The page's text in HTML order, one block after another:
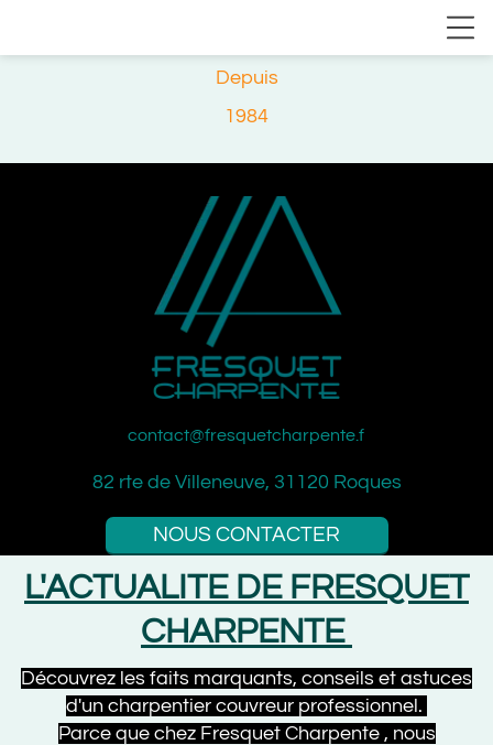
Depuis
1984
contact@fresquetcharpente.fr
82 rte de Villeneuve, 31120 Roques
NOUS CONTACTER
L'ACTUALITE DE FRESQUET
CHARPENTE
Découvrez les faits marquants, conseils et astuces
d'un charpentier couvreur professionnel.
Parce que chez Fresquet Charpente , nous